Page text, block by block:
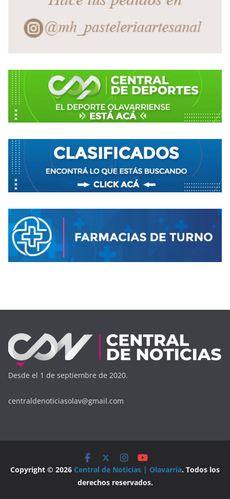
Desde el 1 de septiembre de 2020.
centraldenoticiasolav@gmail.com
Copyright © 2026 Central de Noticias | Olavarría. Todos los
derechos reservados.